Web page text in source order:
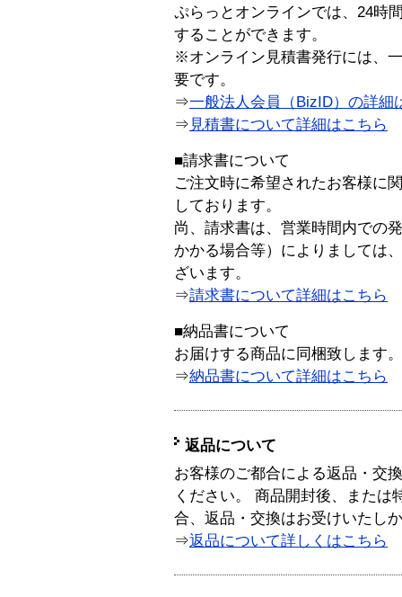
ぷらっとオンラインでは、24時
することができます。
※オンライン見積書発行には、
要です。
⇒一般法人会員（BizID）の詳細
⇒ 見積書について詳細はこちら
■請求書について
ご注文時に希望されたお客様に
しております。
尚、請求書は、営業時間内での
かかる場合等）によりましては
ざいます。
⇒請求書について詳細はこちら
■納品書について
お届けする商品に同梱致します。
⇒納品書について詳細はこちら
返品について
お客様のご都合による返品・交
ください。 商品開封後、または
合、返品・交換はお受けいたし
⇒返品について詳しくはこちら